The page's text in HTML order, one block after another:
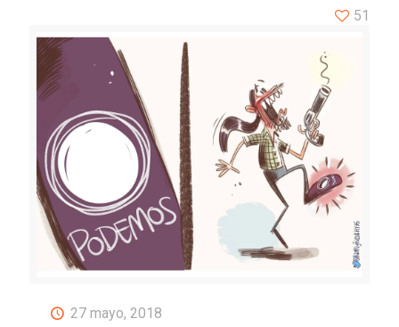
27 mayo, 2018
51